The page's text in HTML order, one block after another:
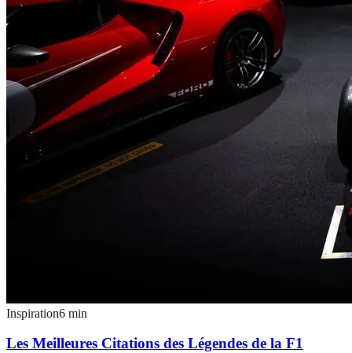
Inspiration6 min
Les Meilleures Citations des Légendes de la F1